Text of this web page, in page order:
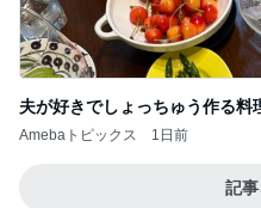
夫が好きでしょっちゅう作る料
Amebaトピックス 1日前
記